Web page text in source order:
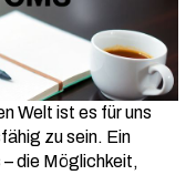
Welt ist es für uns
zu sein. Ein
die Möglichkeit,